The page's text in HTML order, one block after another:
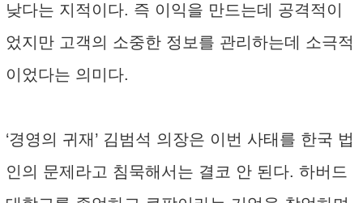
낮다는 지적이다. 즉 이익을 만드는데 공격적이
었지만 고객의 소중한 정보를 관리하는데 소극적
이었다는 의미다.
‘경영의 귀재’ 김범석 의장은 이번 사태를 한국 법
인의 문제라고 침묵해서는 결코 안 된다. 하버드